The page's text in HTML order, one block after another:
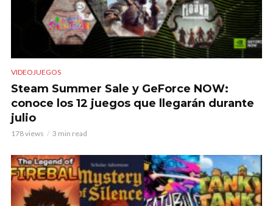
VIDEOJUEGOS
Steam Summer Sale y GeForce NOW:
conoce los 12 juegos que llegarán durante
julio
178 views 3 min read